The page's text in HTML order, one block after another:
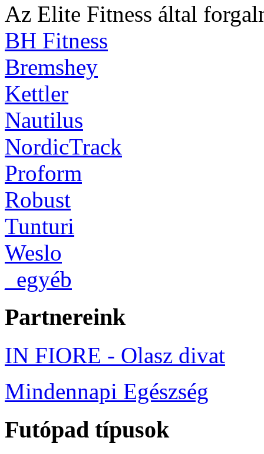
Az Elite Fitness által
BH Fitness
Bremshey
Kettler
Nautilus
NordicTrack
Proform
Robust
Tunturi
Weslo
_egyéb
Partnereink
IN FIORE - Olasz divat
Mindennapi Egészség
Futópad típusok